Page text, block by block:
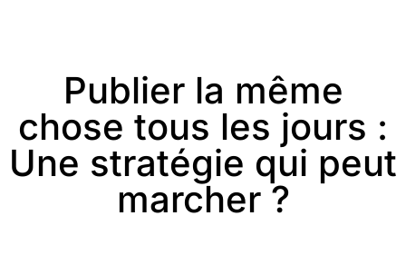
Publier la même
chose tous les jours :
Une stratégie qui peut
marcher ?